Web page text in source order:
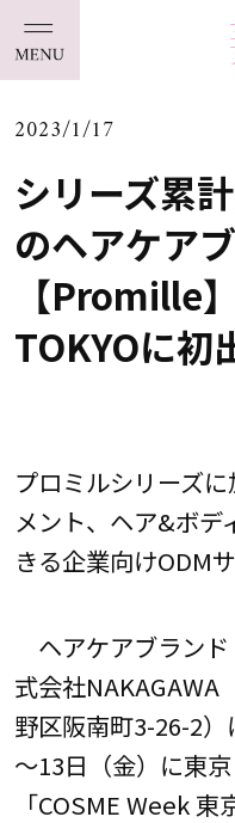
2023/1/17
シリーズ累
のヘアケア
【Promille
TOKYOに初
プロミルシリーズ
メント、ヘア&ボデ
きる企業向けODM
ヘアケアブラン
式会社NAKAGAWA
野区阪南町3-26-2）
～13日（金）に東
「COSME Week